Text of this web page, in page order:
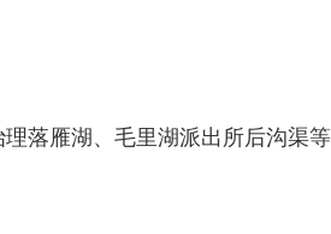
落雁湖、毛里湖派出所后沟渠